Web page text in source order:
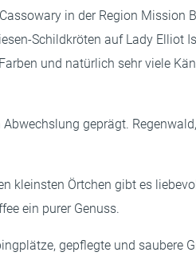
in der Region Mission
Schildkröten auf Lady Elliot
und natürlich sehr viele
geprägt.
kleinsten Örtchen gibt es
ein purer Genuss.
gepflegte und saubere